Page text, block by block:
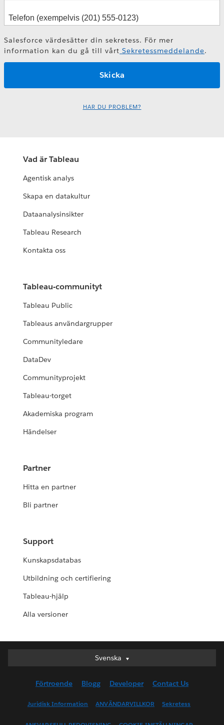
Salesforce värdesätter din sekretess. För mer
information kan du gå till vårt Sekretessmeddelande.
HAR DU PROBLEM?
Vad är Tableau
Agentisk analys
Skapa en datakultur
Dataanalysinsikter
Tableau Research
Kontakta oss
Tableau-communityt
Tableau Public
Tableaus användargrupper
Communityledare
DataDev
Communityprojekt
Tableau-torget
Akademiska program
Händelser
Partner
Hitta en partner
Bli partner
Support
Kunskapsdatabas
Utbildning och certifiering
Tableau-hjälp
Alla versioner
Svenska
Svenska
English (UK)
English (US)
Förtroende Blogg Developer Contact Us
Juridisk Information ANVÄNDARVILLKOR Sekretess